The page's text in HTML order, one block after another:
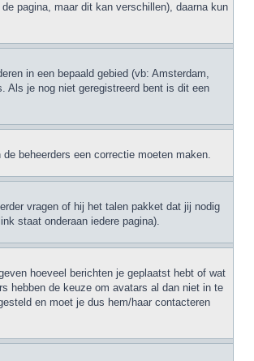
pagina, maar dit kan verschillen), daarna kun
in een bepaald gebied (vb: Amsterdam,
Als je nog niet geregistreerd bent is dit een
beheerders een correctie moeten maken.
vragen of hij het talen pakket dat jij nodig
staat onderaan iedere pagina).
hoeveel berichten je geplaatst hebt of wat
hebben de keuze om avatars al dan niet in te
en moet je dus hem/haar contacteren